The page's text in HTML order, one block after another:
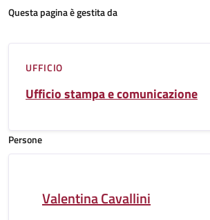
Questa pagina è gestita da
UFFICIO
Ufficio stampa e comunicazione
Persone
Valentina Cavallini